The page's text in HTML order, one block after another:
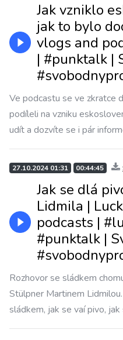
Jak vzniklo
jak to bylo
vlogs and
| #punktalk |
Ve podcastu se ve zkratce
podíleli na vzniku
udít a dozvíte se i pár
27.10.2024 01:31 00:44:45
Jak se dlá
Lidmila |
podcasts |
#punktalk |
Rozhovor se sládkem
Stülpner Martinem
sládkem, jak se vaí pivo, jak